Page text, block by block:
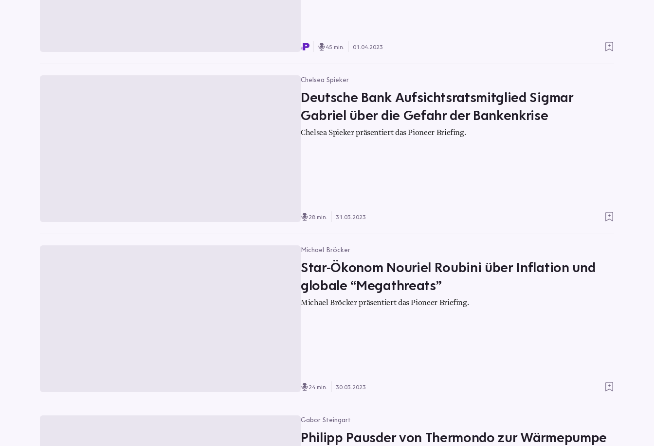
45 min. 01.04.2023
Chelsea Spieker
Deutsche Bank Aufsichtsratsmitglied Sigmar
Gabriel über die Gefahr der Bankenkrise
Chelsea Spieker präsentiert das Pioneer Briefing.
28 min. 31.03.2023
Michael Bröcker
Star-Ökonom Nouriel Roubini über Inflation und
globale “Megathreats”
Michael Bröcker präsentiert das Pioneer Briefing.
24 min. 30.03.2023
Gabor Steingart
Philipp Pausder von Thermondo zur Wärmepumpe